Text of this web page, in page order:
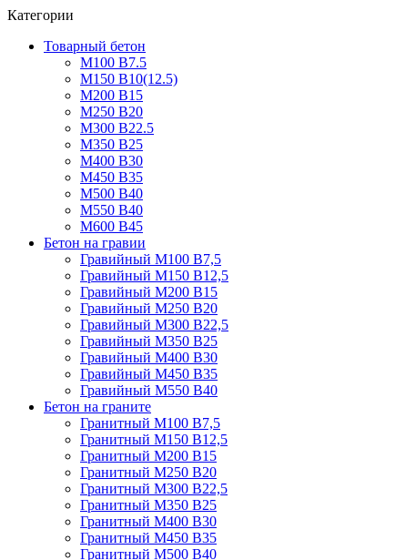
Категории
Товарный бетон
М100 В7.5
М150 В10(12.5)
М200 В15
М250 В20
М300 В22.5
М350 В25
М400 В30
М450 В35
М500 В40
М550 В40
М600 В45
Бетон на гравии
Гравийный М100 В7,5
Гравийный М150 В12,5
Гравийный М200 В15
Гравийный М250 В20
Гравийный М300 В22,5
Гравийный М350 В25
Гравийный М400 В30
Гравийный М450 В35
Гравийный М550 В40
Бетон на граните
Гранитный М100 В7,5
Гранитный М150 В12,5
Гранитный М200 В15
Гранитный М250 В20
Гранитный М300 В22,5
Гранитный М350 В25
Гранитный М400 В30
Гранитный М450 В35
Гранитный М500 В40